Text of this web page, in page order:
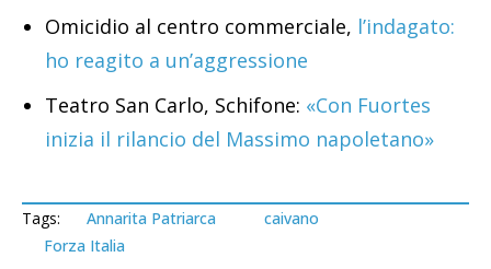
Omicidio al centro commerciale, l’indagato:
ho reagito a un’aggressione
Teatro San Carlo, Schifone: «Con Fuortes
inizia il rilancio del Massimo napoletano»
Tags: Annarita Patriarca
caivano
Forza Italia